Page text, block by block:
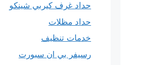
حداد غرف كيربي شينكو
حداد مظلات
خدمات تنظيف
رسيفر بي ان سبورت